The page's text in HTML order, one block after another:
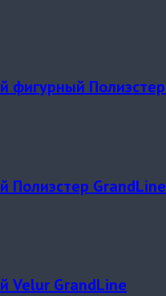
фигурный
Полиэстер GrandLine
Velur GrandLine